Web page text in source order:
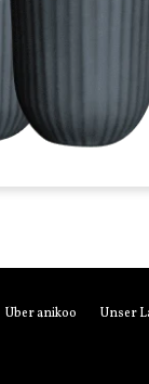
Über anikoo Unser